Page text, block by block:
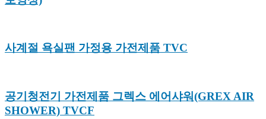
사계절 욕실팬 가정용 가전제품 TVC
공기청전기 가전제품 그렉스 에어샤워(GREX AIR
SHOWER) TVCF